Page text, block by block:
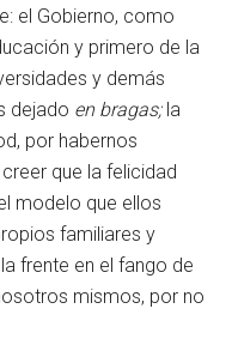
el Gobierno, como
y primero de la
y demás
dejado en bragas; la
por habernos
que la felicidad
modelo que ellos
familiares y
frente en el fango de
mismos, por no